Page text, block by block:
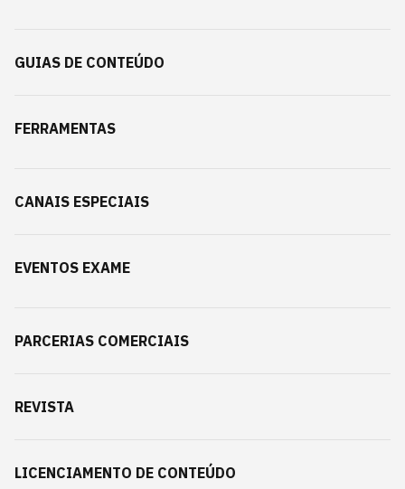
GUIAS DE CONTEÚDO
FERRAMENTAS
CANAIS ESPECIAIS
EVENTOS EXAME
PARCERIAS COMERCIAIS
REVISTA
LICENCIAMENTO DE CONTEÚDO